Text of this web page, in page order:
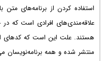
علاقه‌مندی‌های افرادی است که
هستند. علت این است که کدهای
منتشر شده و همه برنامه‌نویسان